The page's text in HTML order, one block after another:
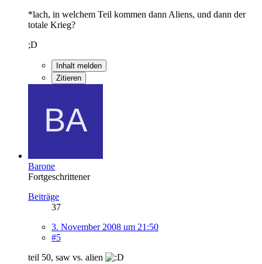
*lach, in welchem Teil kommen dann Aliens, und dann der
totale Krieg?
;D
Inhalt melden
Zitieren
Barone
Fortgeschrittener
Beiträge
37
3. November 2008 um 21:50
#5
teil 50, saw vs. alien